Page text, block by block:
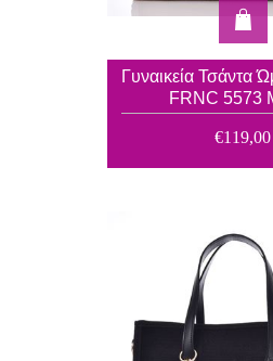
Γυναικεία Τσάντα
FRNC 5573
€119,00